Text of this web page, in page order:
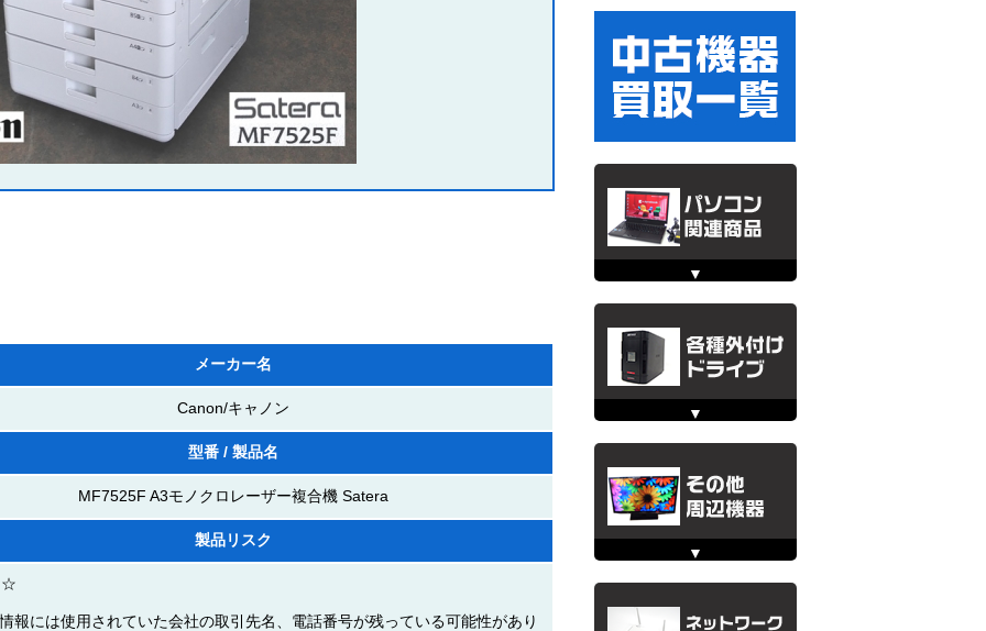
メーカー名
Canon/キャノン
型番 / 製品名
MF7525F A3モノクロレーザー複合機 Satera
製品リスク
報には使用されていた会社の取引先名、電話番号が残っている可能性があり